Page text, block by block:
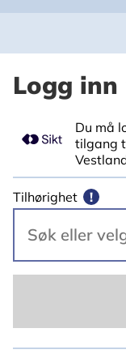
Logg inn
Du må
tilgang
Tilhørighet !